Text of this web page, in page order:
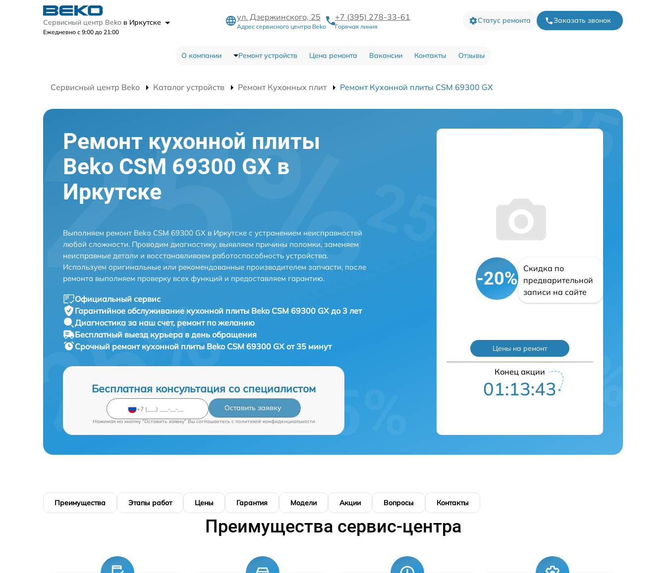
Сервисный центр Beko в Иркутске
Ежедневно с 9:00 до 21:00
ул. Дзержинского, 25
Адрес сервисного центра Beko
+7 (395) 278-33-61
Горячая линия
Статус ремонта Заказать звонок
О компании Ремонт устройств Цена ремонта Вакансии Контакты Отзывы
Сервисный центр Beko Каталог устройств Ремонт Кухонных плит Ремонт Кухонной плиты CSM 69300 GX
Ремонт кухонной плиты
Beko CSM 69300 GX в
Иркутске
Выполняем ремонт Beko CSM 69300 GX в Иркутске с устранением неисправностей
любой сложности. Проводим диагностику, выявляем причины поломки, заменяем
неисправные детали и восстанавливаем работоспособность устройства.
Используем оригинальные или рекомендованные производителем запчасти, после
ремонта выполняем проверку всех функций и предоставляем гарантию.
Официальный сервис
Гарантийное обслуживание кухонной плиты Beko CSM 69300 GX до 3 лет
Диагностика за наш счет, ремонт по желанию
Бесплатный выезд курьера в день обращения
Срочный ремонт кухонной плиты Beko CSM 69300 GX от 35 минут
Бесплатная консультация со специалистом
Оставить заявку
Нажимая на кнопку "Оставить заявку" Вы соглашаетесь c политикой конфиденциальности
-20%
Скидка по
предварительной
записи на сайте
Цены на ремонт
Конец акции
01:13:42
Преимущества Этапы работ Цены Гарантия Модели Акции Вопросы Контакты
Преимущества сервис-центра